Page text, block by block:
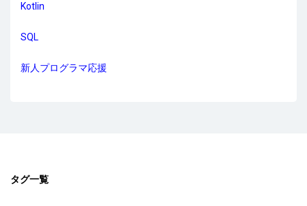
Kotlin
SQL
新人プログラマ応援
タグ一覧